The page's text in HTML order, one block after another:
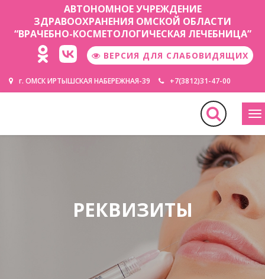
АВТОНОМНОЕ УЧРЕЖДЕНИЕ
ЗДРАВООХРАНЕНИЯ ОМСКОЙ ОБЛАСТИ
“ВРАЧЕБНО-КОСМЕТОЛОГИЧЕСКАЯ ЛЕЧЕБНИЦА”
ВЕРСИЯ ДЛЯ СЛАБОВИДЯЩИХ
г. ОМСК ИРТЫШСКАЯ НАБЕРЕЖНАЯ-39 +7(3812)31-47-00
РЕКВИЗИТЫ